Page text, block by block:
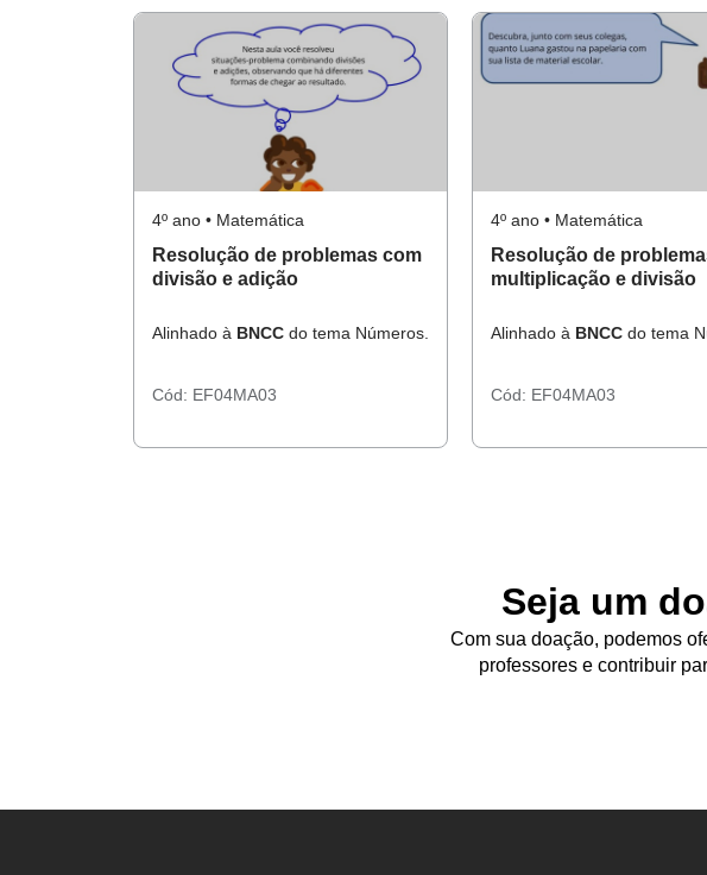
4º ano • Matemática
Resolução de problemas com
divisão e adição
Alinhado à BNCC do tema Números.
Cód: EF04MA03
4º ano • Matemática
Resolução de
multiplicação e divisão
Alinhado à BNCC do tema
Cód: EF04MA03
Seja um
Com sua doação, podemos
professores e contribuir